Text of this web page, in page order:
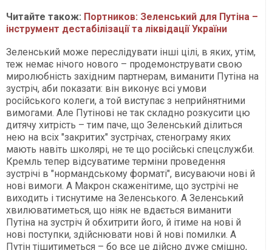
Читайте також: Портников: Зеленський для Путіна –
інструмент дестабілізації та ліквідації України
Зеленський може переслідувати інші цілі, в яких, утім,
теж немає нічого нового – продемонструвати свою
миролюбність західним партнерам, виманити Путіна на
зустріч, аби показати: він виконує всі умови
російського колеги, а той виступає з неприйнятними
вимогами. Але Путінові не так складно розкусити цю
дитячу хитрість – тим паче, що Зеленський ділиться
нею на всіх "закритих" зустрічах, стенограму яких
мають навіть школярі, не те що російські спецслужби.
Кремль тепер відсуватиме терміни проведення
зустрічі в "нормандському форматі", висуваючи нові й
нові вимоги. А Макрон скаженітиме, що зустрічі не
виходить і тиснутиме на Зеленського. А Зеленський
хвилюватиметься, що ніяк не вдається виманити
Путіна на зустріч й обхитрити його, й ітиме на нові й
нові поступки, здійснювати нові й нові помилки. А
Путін тішитиметься – бо все це дійсно дуже смішно,